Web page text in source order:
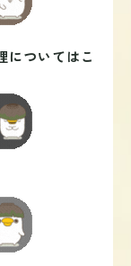
ついてはこ